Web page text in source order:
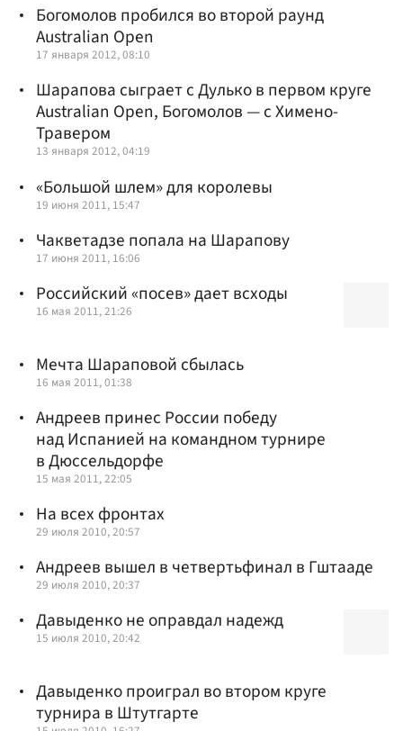
Богомолов пробился во второй раунд
Australian Open
17 января 2012, 08:10
Шарапова сыграет с Дулько в первом круге
Australian Open, Богомолов — с Химено-
Травером
13 января 2012, 04:19
«Большой шлем» для королевы
19 июня 2011, 15:47
Чакветадзе попала на Шарапову
17 июня 2011, 16:06
Российский «посев» дает всходы
16 мая 2011, 21:26
Мечта Шараповой сбылась
16 мая 2011, 01:38
Андреев принес России победу
над Испанией на командном турнире
в Дюссельдорфе
15 мая 2011, 22:05
На всех фронтах
29 июля 2010, 20:57
Андреев вышел в четвертьфинал в Гштааде
29 июля 2010, 20:37
Давыденко не оправдал надежд
15 июля 2010, 20:42
Давыденко проиграл во втором круге
турнира в Штутгарте